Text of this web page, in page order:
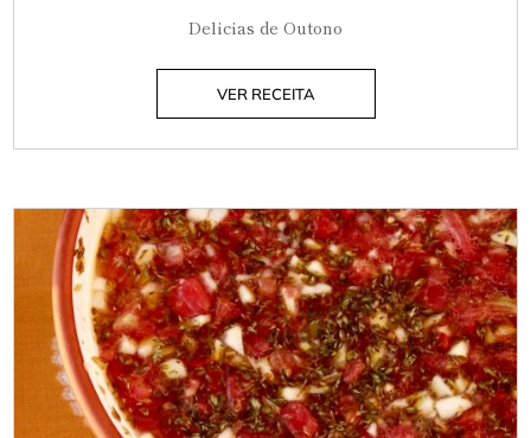
Delicias de Outono
VER RECEITA